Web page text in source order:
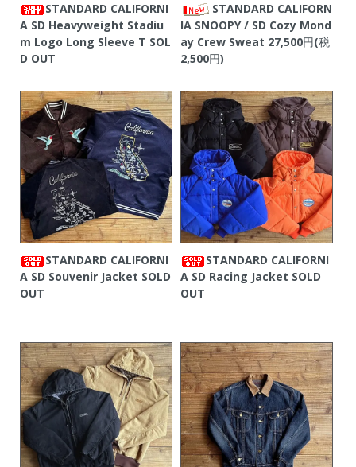
STANDARD CALIFORNI
A SD Heavyweight Stadiu
m Logo Long Sleeve T SOL
D OUT
STANDARD CALIFORN
IA SNOOPY / SD Cozy Mond
ay Crew Sweat 27,500円(税
2,500円)
STANDARD CALIFORNI
A SD Souvenir Jacket SOLD
OUT
STANDARD CALIFORNI
A SD Racing Jacket SOLD
OUT